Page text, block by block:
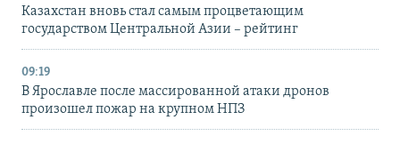
Казахстан вновь стал самым процветающим
государством Центральной Азии – рейтинг
09:19
В Ярославле после массированной атаки дронов
произошел пожар на крупном НПЗ